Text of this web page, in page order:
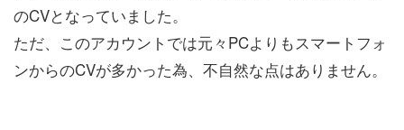
のCVとなっていました。
ただ、このアカウントでは元々PCよりもスマートフォ
ンからのCVが多かった為、不自然な点はありません。